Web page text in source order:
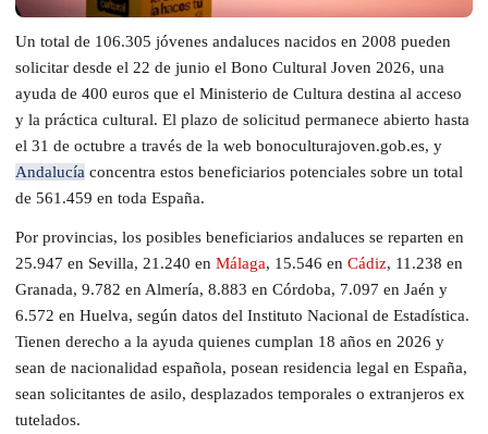
Un total de 106.305 jóvenes andaluces nacidos en 2008 pueden
solicitar desde el 22 de junio el Bono Cultural Joven 2026, una
ayuda de 400 euros que el Ministerio de Cultura destina al acceso
y la práctica cultural. El plazo de solicitud permanece abierto hasta
el 31 de octubre a través de la web bonoculturajoven.gob.es, y
Andalucía concentra estos beneficiarios potenciales sobre un total
de 561.459 en toda España.
Por provincias, los posibles beneficiarios andaluces se reparten en
25.947 en Sevilla, 21.240 en Málaga, 15.546 en Cádiz, 11.238 en
Granada, 9.782 en Almería, 8.883 en Córdoba, 7.097 en Jaén y
6.572 en Huelva, según datos del Instituto Nacional de Estadística.
Tienen derecho a la ayuda quienes cumplan 18 años en 2026 y
sean de nacionalidad española, posean residencia legal en España,
sean solicitantes de asilo, desplazados temporales o extranjeros ex
tutelados.